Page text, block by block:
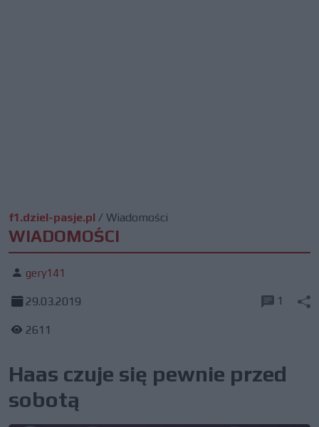
f1.dziel-pasje.pl / Wiadomości
WIADOMOŚCI
gery141
29.03.2019
2611
1
Haas czuje się pewnie przed
sobotą